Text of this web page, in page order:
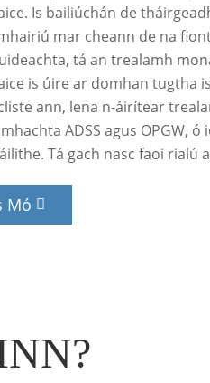
Is bailiúchán de
mar cheann de na
tá an trealamh
is úire ar domhan tugtha
ann, lena n-áirítear
ADSS agus OPGW,
Tá gach nasc faoi rialú
Mó